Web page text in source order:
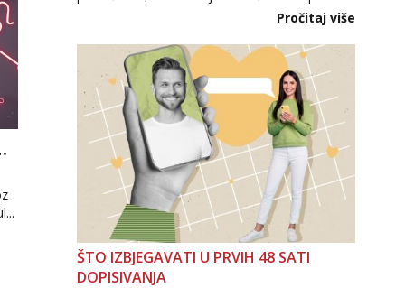
RAZLIKA
Međutim, upravo zbog velike potražnje na
tržištu se pojavljuju i brojni krivotvoreni
proizvodi, nepouzdane internetske trgovine te
proizvodi nepoznatog podrijetla. ...
Pročitaj više
ŠTO IZBJEGAVATI U PRVIH 48 SATI
DOPISIVANJA